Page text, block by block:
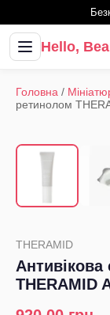
Hello,
Головна /
ретинолом
THERAMID
THERAMID